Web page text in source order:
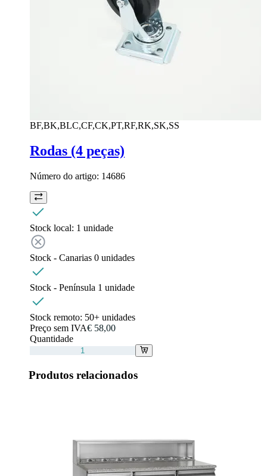
BF,BK,BLC,CF,CK,PT,RF,RK,SK,SS
Rodas (4 peças)
Número do artigo: 14686
Stock local: 1 unidade
Stock - Canarias 0 unidades
Stock - Península 1 unidade
Stock remoto: 50+ unidades
Preço sem IVA€ 58,00
Quantidade
Produtos relacionados